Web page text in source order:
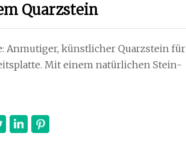
Quarzstein
Anmutiger, künstlicher Quarzstein für
Mit einem natürlichen Stein-